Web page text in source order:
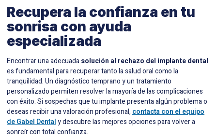
Recupera la confianza en tu
sonrisa con ayuda
especializada
Encontrar una adecuadasolución al rechazo del implante dental
es fundamental para recuperar tanto la salud oral como la
tranquilidad. Un diagnóstico temprano y un tratamiento
personalizado permiten resolver la mayoría de las complicaciones
con éxito. Si sospechas que tu implante presenta algún problema o
deseas recibir una valoración profesional,contacta con el equipo
de Gabel Dentaly descubre las mejores opciones para volver a
sonreír con total confianza.